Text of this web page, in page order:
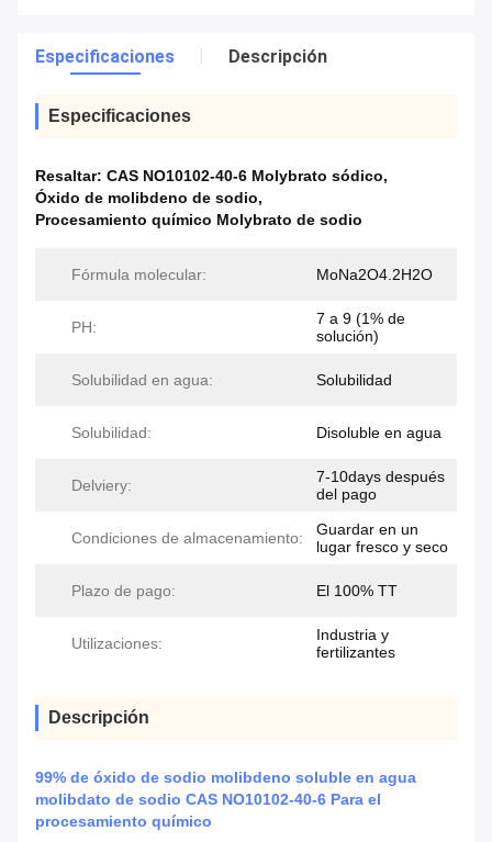
Especificaciones Descripción
Especificaciones
Resaltar: CAS NO10102-40-6 Molybrato sódico,
Óxido de molibdeno de sodio,
Procesamiento químico Molybrato de sodio
Fórmula molecular: MoNa2O4.2H2O
PH:
7 a 9 (1% de
solución)
Solubilidad en agua: Solubilidad
Solubilidad: Disoluble en agua
Delviery:
7-10days después
del pago
Condiciones de almacenamiento:
Guardar en un
lugar fresco y seco
Plazo de pago: El 100% TT
Utilizaciones:
Industria y
fertilizantes
Descripción
99% de óxido de sodio molibdeno soluble en agua
molibdato de sodio CAS NO10102-40-6 Para el
procesamiento químico